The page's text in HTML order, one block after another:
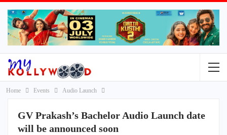
Home Events Audio Launch
GV Prakash’s Bachelor Audio Launch date
will be announced soon